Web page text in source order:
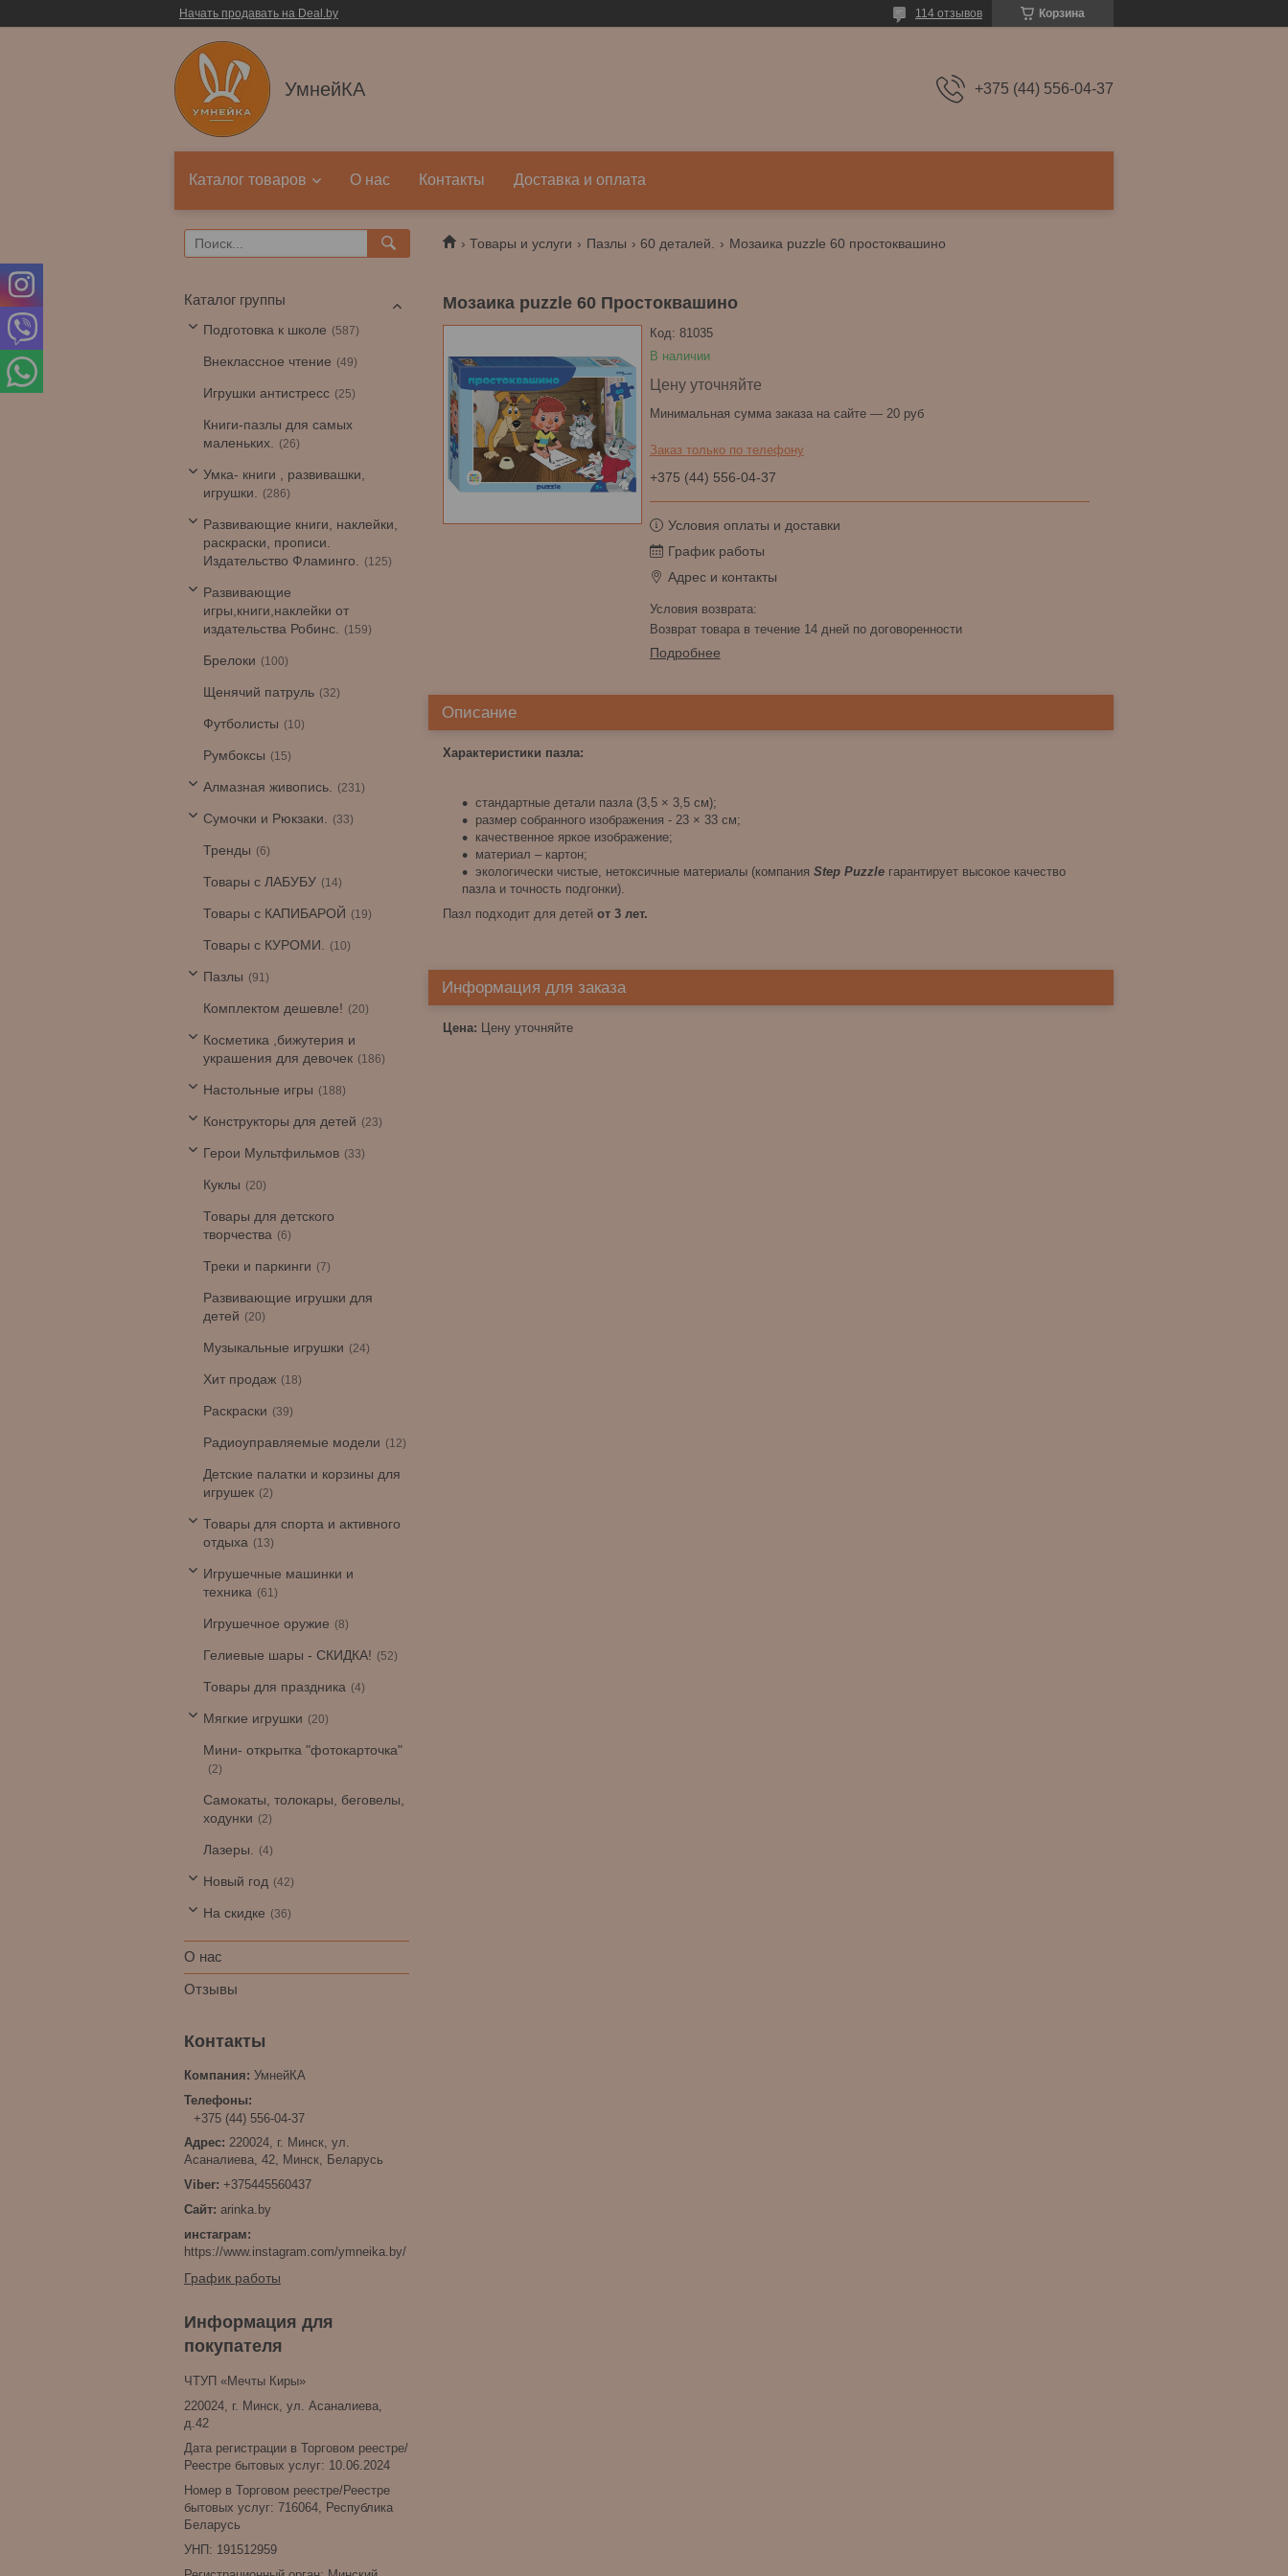
Начать продавать на Deal.by Корзина
114 отзывов
УмнейКА +375 (44) 556-04-37
Каталог товаров О нас Контакты Доставка и оплата
Товары и услуги Пазлы 60 деталей. Мозаика puzzle 60 простоквашино
Мозаика puzzle 60 Простоквашино
В наличии
Код: 81035
Цену уточняйте
Минимальная сумма заказа на сайте — 20 руб
Заказ только по телефону
+375 (44) 556-04-37
Условия оплаты и доставки
График работы
Адрес и контакты
возврат товара в течение 14 дней по договоренности
Подробнее
Описание
Характеристики пазла:
стандартные детали пазла (3,5 × 3,5 см);
размер собранного изображения - 23 × 33 см;
качественное яркое изображение;
материал – картон;
экологически чистые, нетоксичные материалы (компания Step Puzzle гарантирует высокое качество
пазла и точность подгонки).
Пазл подходит для детей от 3 лет.
Информация для заказа
Цена: Цену уточняйте
Каталог группы
Подготовка к школе 587
Внеклассное чтение 49
Игрушки антистресс 25
Книги-пазлы для самых
маленьких.
26
Умка- книги , развивашки,
игрушки.
286
Развивающие книги, наклейки,
раскраски, прописи.
Издательство Фламинго.
125
Развивающие
игры,книги,наклейки от
издательства Робинс.
159
Брелоки 100
Щенячий патруль 32
Футболисты 10
Румбоксы 15
Алмазная живопись. 231
Сумочки и Рюкзаки. 33
Тренды 6
Товары с ЛАБУБУ 14
Товары с КАПИБАРОЙ 19
Товары с КУРОМИ. 10
Пазлы 91
Комплектом дешевле! 20
Косметика ,бижутерия и
украшения для девочек
186
Настольные игры 188
Конструкторы для детей 23
Герои Мультфильмов 33
Куклы 20
Товары для детского
творчества
6
Треки и паркинги 7
Развивающие игрушки для
детей
20
Музыкальные игрушки 24
Хит продаж 18
Раскраски 39
Радиоуправляемые модели 12
Детские палатки и корзины для
игрушек
2
Товары для спорта и активного
отдыха
13
Игрушечные машинки и
техника
61
Игрушечное оружие 8
Гелиевые шары - СКИДКА! 52
Товары для праздника 4
Мягкие игрушки 20
Мини- открытка "фотокарточка"
2
Самокаты, толокары, беговелы,
ходунки
2
Лазеры. 4
Новый год 42
На скидке 36
О нас
Отзывы
УмнейКА
+375 (44) 556-04-37
220024, г. Минск, ул.
Асаналиева, 42, Минск, Беларусь
+375445560437
arinka.by
инстаграм
https://www.instagram.com/ymneika.by/
График работы
Информация для
покупателя
ЧТУП «Мечты Киры»
220024, г. Минск, ул. Асаналиева,
д.42
Дата регистрации в Торговом реестре/
Реестре бытовых услуг: 10.06.2024
Номер в Торговом реестре/Реестре
бытовых услуг: 716064, Республика
Беларусь
УНП: 191512959